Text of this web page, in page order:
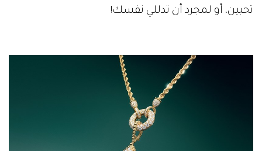
تحبين، أو لمجرد أن تدللي نفسك!